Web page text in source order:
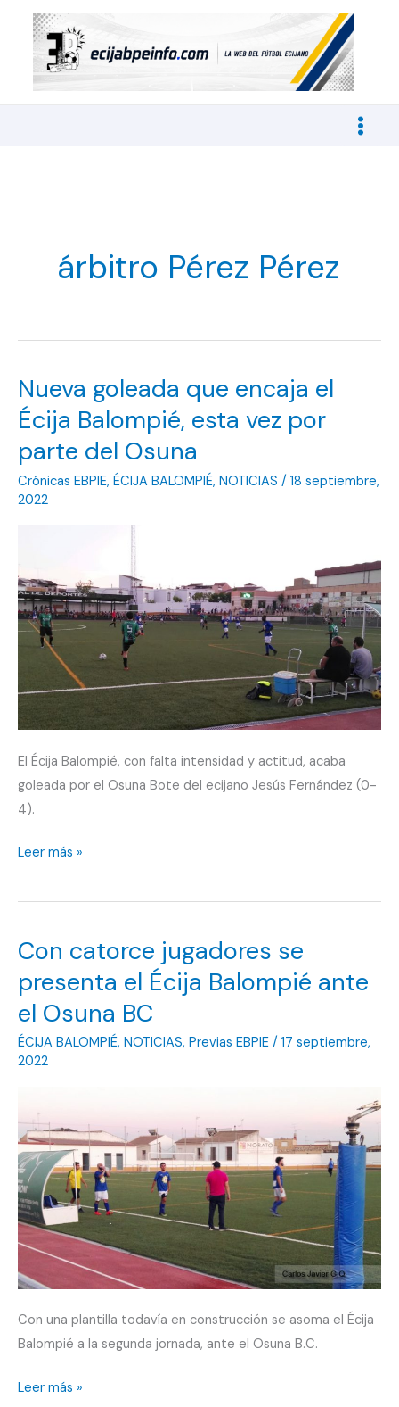
contenido
árbitro Pérez Pérez
Nueva goleada que encaja el
Écija Balompié, esta vez por
parte del Osuna
Crónicas EBPIE, ÉCIJA BALOMPIÉ, NOTICIAS / 18 septiembre,
2022
El Écija Balompié, con falta intensidad y actitud, acaba
goleada por el Osuna Bote del ecijano Jesús Fernández (0-
4).
Nueva
que
el
Balompié,
esta
vez
por
del
Osuna
Leer más »
Con catorce jugadores se
presenta el Écija Balompié ante
el Osuna BC
ÉCIJA BALOMPIÉ, NOTICIAS, Previas EBPIE / 17 septiembre,
2022
Con una plantilla todavía en construcción se asoma el Écija
Balompié a la segunda jornada, ante el Osuna B.C.
Con
Leer más »